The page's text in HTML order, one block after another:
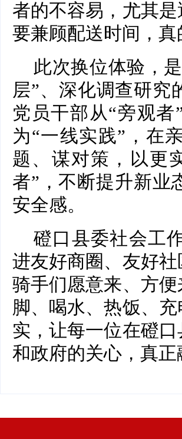
者的不容易，尤其
要兼顾配送时间，真
此次换位体验，
层”、深化调查研究
党员干部从“旁观者
为“一线实践”，在
题、谋对策，以更
者”，不断提升新业
安全感。
磴口县委社会工
进友好商圈、友好
骑手们愿意来、方
脚、喝水、热饭、
实，让每一位在磴
和政府的关心，真